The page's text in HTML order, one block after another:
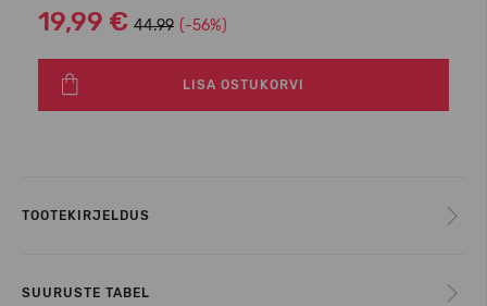
19,99 € 44.99 (-56%)
LISA OSTUKORVI
TOOTEKIRJELDUS
SUURUSTE TABEL